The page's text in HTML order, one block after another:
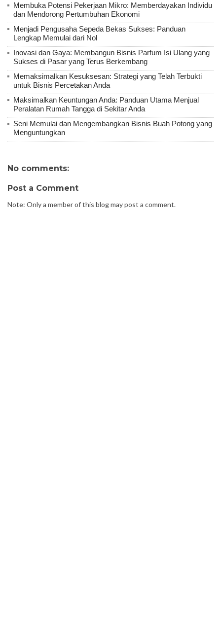
Membuka Potensi Pekerjaan Mikro: Memberdayakan Individu
dan Mendorong Pertumbuhan Ekonomi
Menjadi Pengusaha Sepeda Bekas Sukses: Panduan
Lengkap Memulai dari Nol
Inovasi dan Gaya: Membangun Bisnis Parfum Isi Ulang yang
Sukses di Pasar yang Terus Berkembang
Memaksimalkan Kesuksesan: Strategi yang Telah Terbukti
untuk Bisnis Percetakan Anda
Maksimalkan Keuntungan Anda: Panduan Utama Menjual
Peralatan Rumah Tangga di Sekitar Anda
Seni Memulai dan Mengembangkan Bisnis Buah Potong yang
Menguntungkan
No comments:
Post a Comment
Note: Only a member of this blog may post a comment.